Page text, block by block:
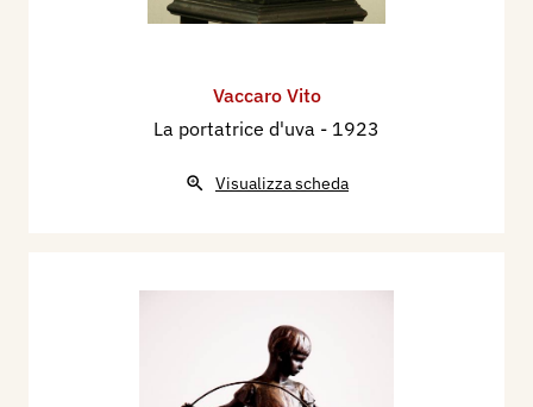
Vaccaro Vito
La portatrice d'uva - 1923
Visualizza scheda